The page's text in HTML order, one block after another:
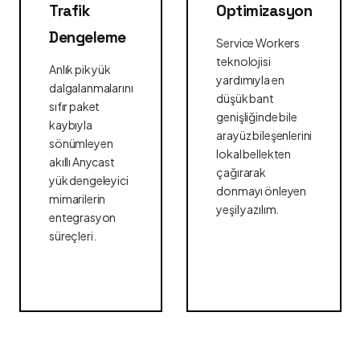
Trafik
Dengeleme
Anlık pik yük
dalgalanmalarını
sıfır paket
kaybıyla
sönümleyen
akıllı Anycast
yük dengeleyici
mimarilerin
entegrasyon
süreçleri.
Optimizasyon
Service Workers
teknolojisi
yardımıyla en
düşük bant
genişliğinde bile
arayüz bileşenlerini
lokal bellekten
çağırarak
donmayı önleyen
yeşil yazılım.